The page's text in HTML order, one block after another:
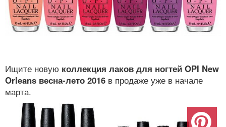
Ищите новую коллекция лаков для ногтей OPI New
Orleans весна-лето 2016 в продаже уже в начале
марта.